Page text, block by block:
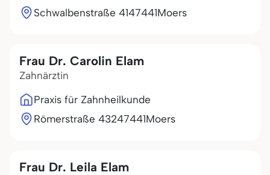
Schwalbenstraße 4147441Moers
Frau Dr. Carolin Elam
Zahnärztin
Praxis für Zahnheilkunde
Römerstraße 43247441Moers
Frau Dr. Leila Elam